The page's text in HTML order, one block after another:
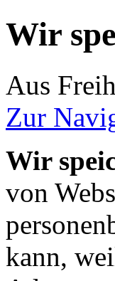
Wir
Aus
Zur
Wir
von
kann,